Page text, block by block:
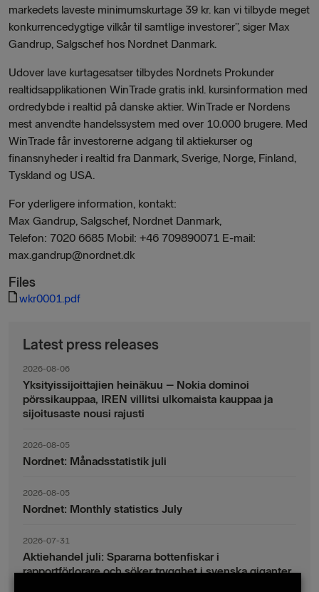
markedets laveste minimumskurtage 39 kr. kan vi tilbyde meget
konkurrencedygtige vilkår til samtlige investorer”, siger Max
Gandrup, Salgschef hos Nordnet Danmark.
Udover lave kurtagesatser tilbydes Nordnets Prokunder
realtidsapplikationen WinTrade gratis inkl. kursinformation med
ordredybde i realtid på danske aktier. WinTrade er Nordens
mest anvendte handelssystem med over 10.000 brugere. Med
WinTrade får investorerne adgang til aktiekurser og
finansnyheder i realtid fra Danmark, Sverige, Norge, Finland,
Tyskland og USA.
For yderligere information, kontakt:
Max Gandrup, Salgschef, Nordnet Danmark,
Telefon: 7020 6685 Mobil: +46 709890071 E-mail:
max.gandrup@nordnet.dk
Files
wkr0001.pdf
Latest press releases
2026-08-06
Yksityissijoittajien heinäkuu – Nokia dominoi
pörssikauppaa, IREN villitsi ulkomaista kauppaa ja
sijoitusaste nousi rajusti
2026-08-05
Nordnet: Månadsstatistik juli
2026-08-05
Nordnet: Monthly statistics July
2026-07-31
Aktiehandel juli: Spararna bottenfiskar i
rapportförlorare och söker trygghet i svenska giganter